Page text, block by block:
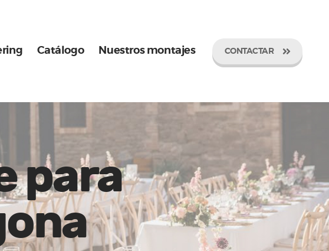
Catálogo Nuestros montajes CONTACTAR
para